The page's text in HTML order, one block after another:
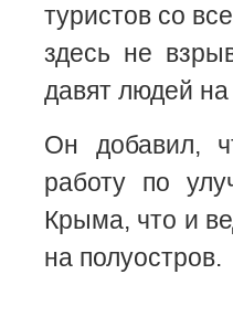
туристов со
здесь не
давят людей
Он добавил,
работу по
Крыма, что и
на полуостров.